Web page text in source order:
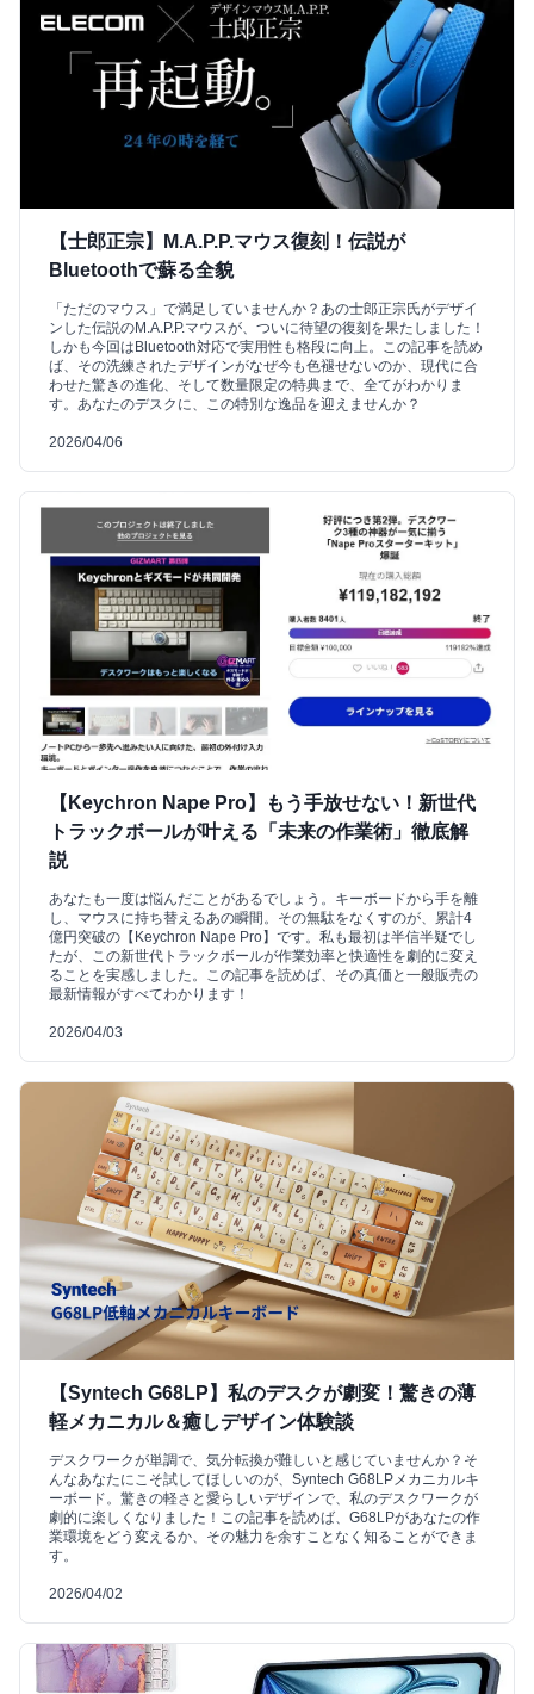
【士郎正宗】M.A.P.P.マウス復刻！伝説が
Bluetoothで蘇る全貌
「ただのマウス」で満足していませんか？あの士郎正宗氏がデザイ
ンした伝説のM.A.P.P.マウスが、ついに待望の復刻を果たしました！
しかも今回はBluetooth対応で実用性も格段に向上。この記事を読め
ば、その洗練されたデザインがなぜ今も色褪せないのか、現代に合
わせた驚きの進化、そして数量限定の特典まで、全てがわかりま
す。あなたのデスクに、この特別な逸品を迎えませんか？
2026/04/06
【Keychron Nape Pro】もう手放せない！新世代
トラックボールが叶える「未来の作業術」徹底解
説
あなたも一度は悩んだことがあるでしょう。キーボードから手を離
し、マウスに持ち替えるあの瞬間。その無駄をなくすのが、累計4
億円突破の【Keychron Nape Pro】です。私も最初は半信半疑でし
たが、この新世代トラックボールが作業効率と快適性を劇的に変え
ることを実感しました。この記事を読めば、その真価と一般販売の
最新情報がすべてわかります！
2026/04/03
【Syntech G68LP】私のデスクが劇変！驚きの薄
軽メカニカル＆癒しデザイン体験談
デスクワークが単調で、気分転換が難しいと感じていませんか？そ
んなあなたにこそ試してほしいのが、Syntech G68LPメカニカルキ
ーボード。驚きの軽さと愛らしいデザインで、私のデスクワークが
劇的に楽しくなりました！この記事を読めば、G68LPがあなたの作
業環境をどう変えるか、その魅力を余すことなく知ることができま
す。
2026/04/02